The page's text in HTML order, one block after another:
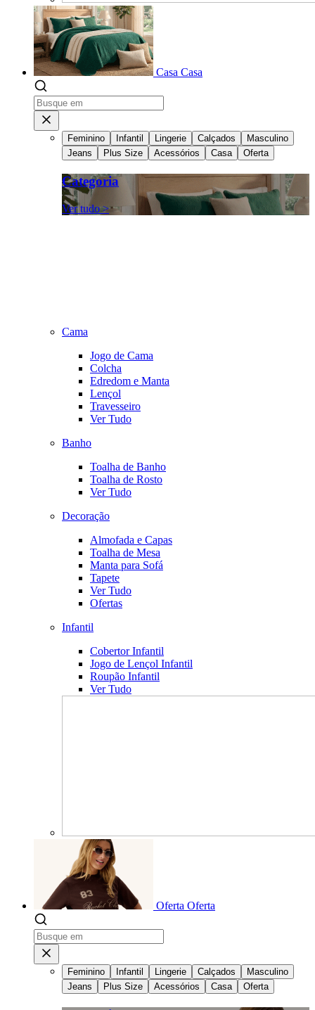
Casa Casa
Feminino Infantil Lingerie Calçados
Masculino
Jeans
Plus Size Acessórios Casa Oferta
Categoria
Ver tudo >
Cama
Jogo de Cama
Colcha
Edredom e Manta
Lençol
Travesseiro
Ver Tudo
Banho
Toalha de Banho
Toalha de Rosto
Ver Tudo
Decoração
Almofada e Capas
Toalha de Mesa
Manta para Sofá
Tapete
Ver Tudo
Ofertas
Infantil
Cobertor Infantil
Jogo de Lençol Infantil
Roupão Infantil
Ver Tudo
Oferta Oferta
Feminino Infantil Lingerie Calçados
Masculino
Jeans
Plus Size Acessórios Casa Oferta